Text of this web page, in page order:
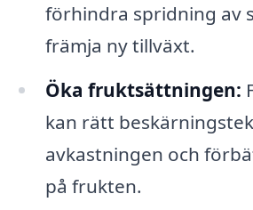
förhindra spridning av
främja ny tillväxt.
Öka fruktsättningen:
kan rätt
avkastningen och
på frukten.